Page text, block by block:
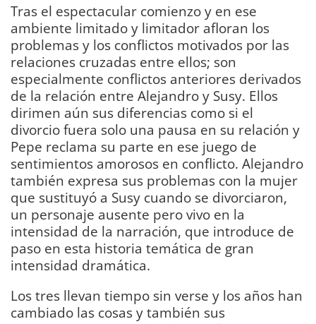
Tras el espectacular comienzo y en ese
ambiente limitado y limitador afloran los
problemas y los conflictos motivados por las
relaciones cruzadas entre ellos; son
especialmente conflictos anteriores derivados
de la relación entre Alejandro y Susy. Ellos
dirimen aún sus diferencias como si el
divorcio fuera solo una pausa en su relación y
Pepe reclama su parte en ese juego de
sentimientos amorosos en conflicto. Alejandro
también expresa sus problemas con la mujer
que sustituyó a Susy cuando se divorciaron,
un personaje ausente pero vivo en la
intensidad de la narración, que introduce de
paso en esta historia temática de gran
intensidad dramática.
Los tres llevan tiempo sin verse y los años han
cambiado las cosas y también sus